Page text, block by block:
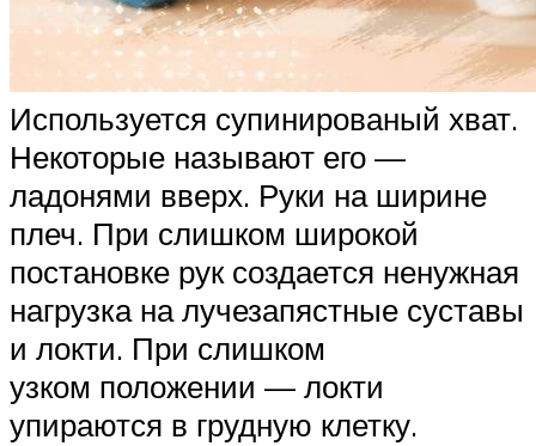
Используется супинированый хват.
Некоторые называют его —
ладонями вверх. Руки на ширине
плеч. При слишком широкой
постановке рук создается ненужная
нагрузка на лучезапястные суставы
и локти. При слишком
узком положении — локти
упираются в грудную клетку.